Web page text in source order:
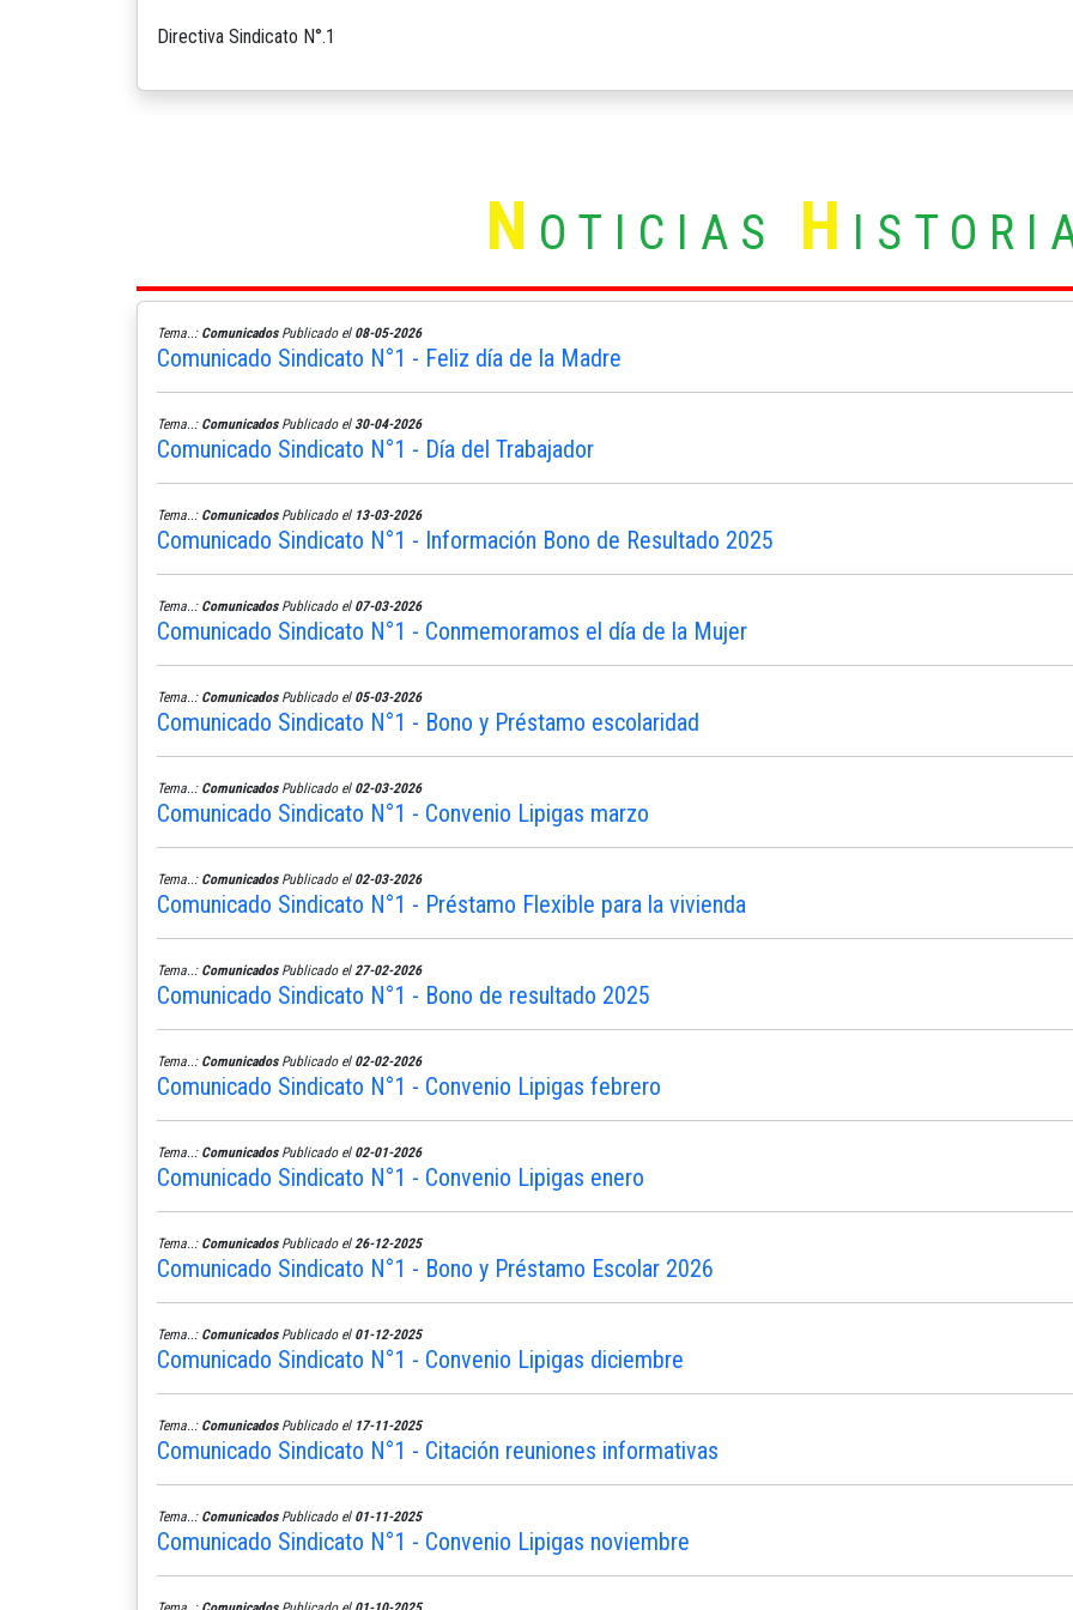
Directiva Sindicato N°.1
N OTICIAS H
Tema..: ComunicadosPublicado el 08-05-2026
Comunicado Sindicato N°1 - Feliz día de la Madre
Tema..: ComunicadosPublicado el 30-04-2026
Comunicado Sindicato N°1 - Día del Trabajador
Tema..: ComunicadosPublicado el 13-03-2026
Comunicado Sindicato N°1 - Información Bono de Resultado 2025
Tema..: ComunicadosPublicado el 07-03-2026
Comunicado Sindicato N°1 - Conmemoramos el día de la Mujer
Tema..: ComunicadosPublicado el 05-03-2026
Comunicado Sindicato N°1 - Bono y Préstamo escolaridad
Tema..: ComunicadosPublicado el 02-03-2026
Comunicado Sindicato N°1 - Convenio Lipigas marzo
Tema..: ComunicadosPublicado el 02-03-2026
Comunicado Sindicato N°1 - Préstamo Flexible para la vivienda
Tema..: ComunicadosPublicado el27-02-2026
Comunicado Sindicato N°1 - Bono de resultado 2025
Tema..: ComunicadosPublicado el 02-02-2026
Comunicado Sindicato N°1 - Convenio Lipigas febrero
Tema..: ComunicadosPublicado el 02-01-2026
Comunicado Sindicato N°1 - Convenio Lipigas enero
Tema..: ComunicadosPublicado el26-12-2025
Comunicado Sindicato N°1 - Bono y Préstamo Escolar 2026
Tema..: ComunicadosPublicado el 01-12-2025
Comunicado Sindicato N°1 - Convenio Lipigas diciembre
Tema..: ComunicadosPublicado el 17-11-2025
Comunicado Sindicato N°1 - Citación reuniones informativas
Tema..: ComunicadosPublicado el 01-11-2025
Comunicado Sindicato N°1 - Convenio Lipigas noviembre